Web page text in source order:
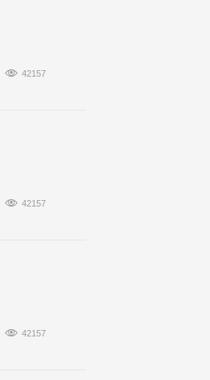
 42157
 42157
 42157